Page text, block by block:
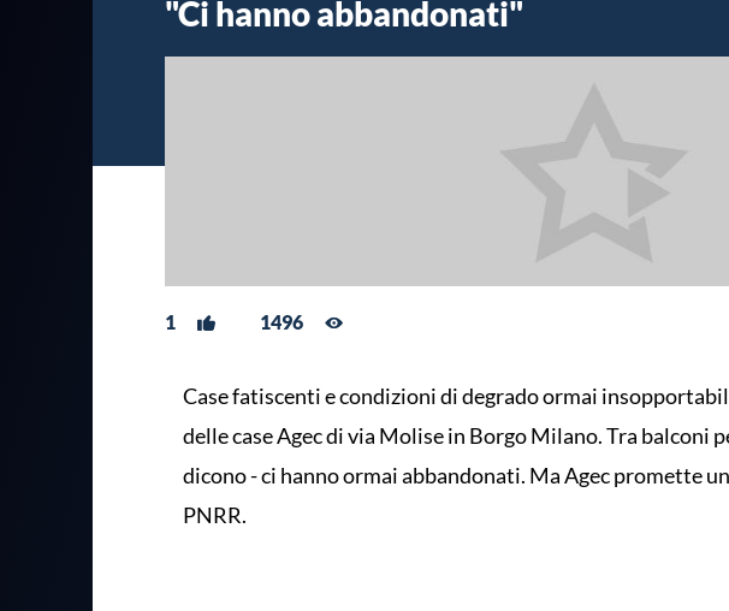
"Ci hanno abbandonati"
1 1496
Case fatiscenti e condizioni di degrado ormai
delle case Agec di via Molise in Borgo Milano. Tra balconi
dicono - ci hanno ormai abbandonati. Ma Agec promette
PNRR.